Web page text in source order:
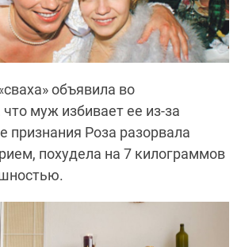
объявила во
муж избивает ее из-за
признания Роза разорвала
похудела на 7 килограммов